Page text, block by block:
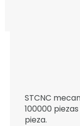
STCNC
100000
pieza.